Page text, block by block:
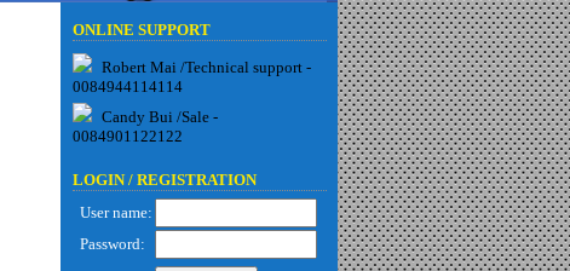
ONLINE SUPPORT
Robert Mai /Technical support -
0084944114114
Candy Bui /Sale -
0084901122122
LOGIN / REGISTRATION
User name:
Password: